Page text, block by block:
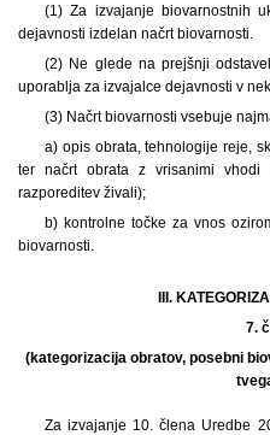
(1) Za izvajanje biovarnostnih
dejavnosti izdelan načrt biovarnosti.
(2) Ne glede na prejšnji
uporablja za izvajalce dejavnosti v
(3) Načrt biovarnosti vsebuje
a) opis obrata, tehnologije reje,
ter načrt obrata z vrisanimi
razporeditev živali);
b) kontrolne točke za vnos
biovarnosti.
III.
7.
(kategorizacija obratov, posebni
Za izvajanje 10. člena Uredbe